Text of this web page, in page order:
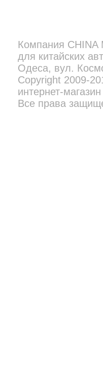
Copyright 2009-2015 ©
Все права защищены.
Компания CHINA
для китайских
Одеса, вул.
Copyright 2009-
интернет-
Все права